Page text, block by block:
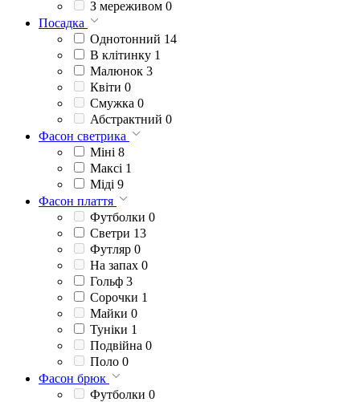
З мереживом 0
Посадка
Однотонний 14
В клітинку 1
Малюнок 3
Квіти 0
Смужка 0
Абстрактний 0
Фасон светрика
Міні 8
Максі 1
Міді 9
Фасон плаття
Футболки 0
Светри 13
Футляр 0
На запах 0
Гольф 3
Сорочки 1
Майки 0
Туніки 1
Подвійна 0
Поло 0
Фасон брюк
Футболки 0